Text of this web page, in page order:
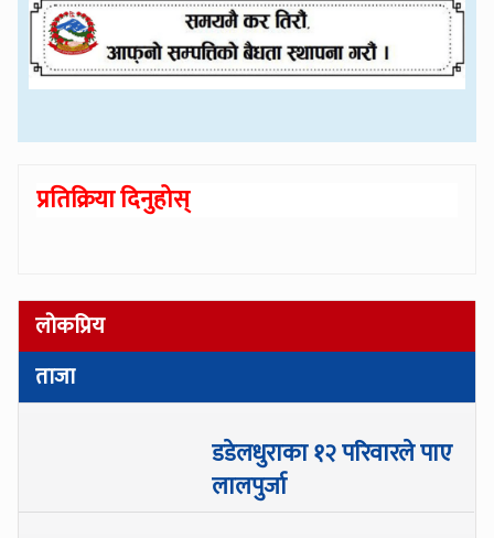
प्रतिक्रिया दिनुहोस्
लोकप्रिय
ताजा
डडेलधुराका १२ परिवारले पाए
लालपुर्जा